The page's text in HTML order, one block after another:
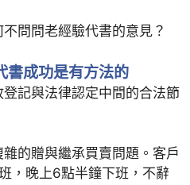
問問老經驗代書的意見？
書成功是有方法的
記與法律認定中間的合法節
的贈與繼承買賣問題。客戶
，晚上6點半鐘下班，不辭